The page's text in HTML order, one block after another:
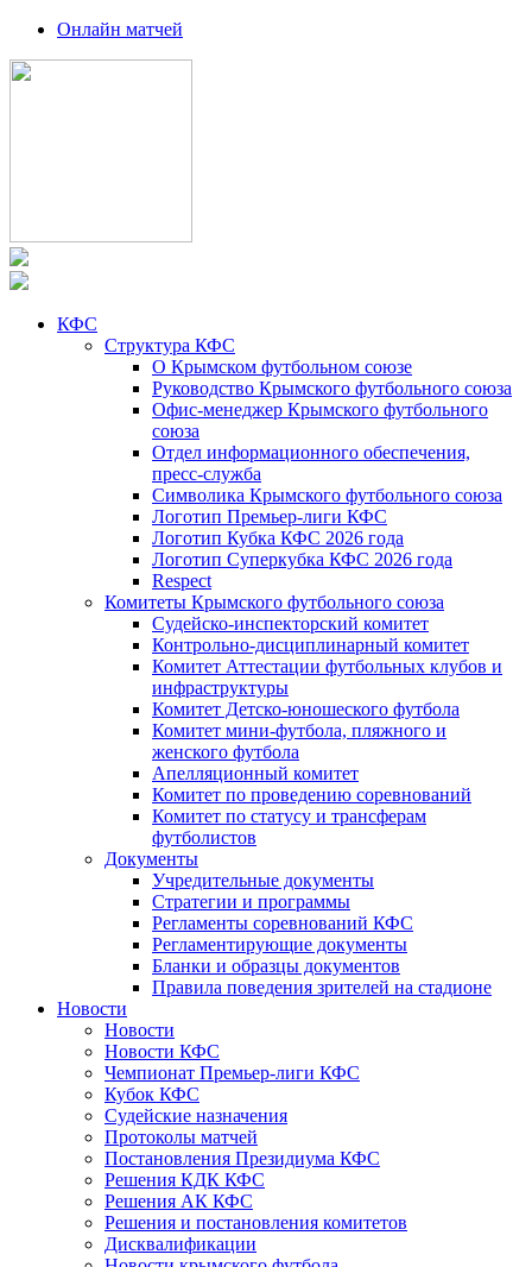
Онлайн матчей
КФС
Структура КФС
О Крымском футбольном союзе
Руководство Крымского футбольного союза
Офис-менеджер Крымского футбольного
союза
Отдел информационного обеспечения,
пресс-служба
Символика Крымского футбольного союза
Логотип Премьер-лиги КФС
Логотип Кубка КФС 2026 года
Логотип Суперкубка КФС 2026 года
Respect
Комитеты Крымского футбольного союза
Судейско-инспекторский комитет
Контрольно-дисциплинарный комитет
Комитет Аттестации футбольных клубов и
инфраструктуры
Комитет Детско-юношеского футбола
Комитет мини-футбола, пляжного и
женского футбола
Апелляционный комитет
Комитет по проведению соревнований
Комитет по статусу и трансферам
футболистов
Документы
Учредительные документы
Стратегии и программы
Регламенты соревнований КФС
Регламентирующие документы
Бланки и образцы документов
Правила поведения зрителей на стадионе
Новости
Новости
Новости КФС
Чемпионат Премьер-лиги КФС
Кубок КФС
Судейские назначения
Протоколы матчей
Постановления Президиума КФС
Решения КДК КФС
Решения АК КФС
Решения и постановления комитетов
Дисквалификации